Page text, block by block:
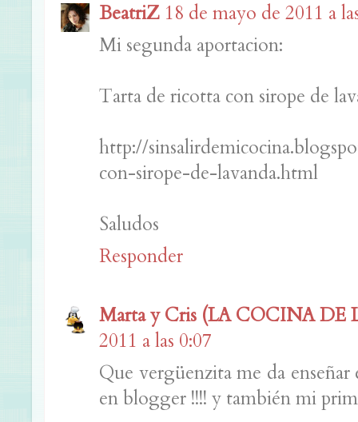
BeatriZ 18 de mayo de 2011 a
Mi segunda aportacion:
Tarta de ricotta con sirope de
http://
con-sirope-de-lavanda.html
Saludos
Responder
Marta y Cris (LA COCINA DE
2011 a las 0:07
Que vergüenzita me da enseñar
en blogger !!!! y también mi